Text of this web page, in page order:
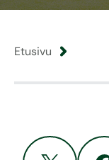
Etusivu